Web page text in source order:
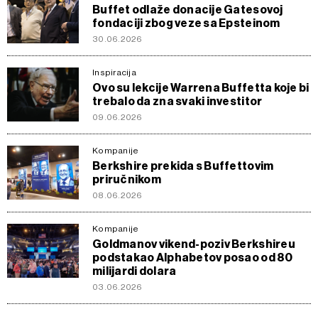
Buffet odlaže donacije Gatesovoj
fondaciji zbog veze sa Epsteinom
30.06.2026
Inspiracija
Ovo su lekcije Warrena Buffetta koje bi
trebalo da zna svaki investitor
09.06.2026
Kompanije
Berkshire prekida s Buffettovim
priručnikom
08.06.2026
Kompanije
Goldmanov vikend-poziv Berkshireu
podstakao Alphabetov posao od 80
milijardi dolara
03.06.2026